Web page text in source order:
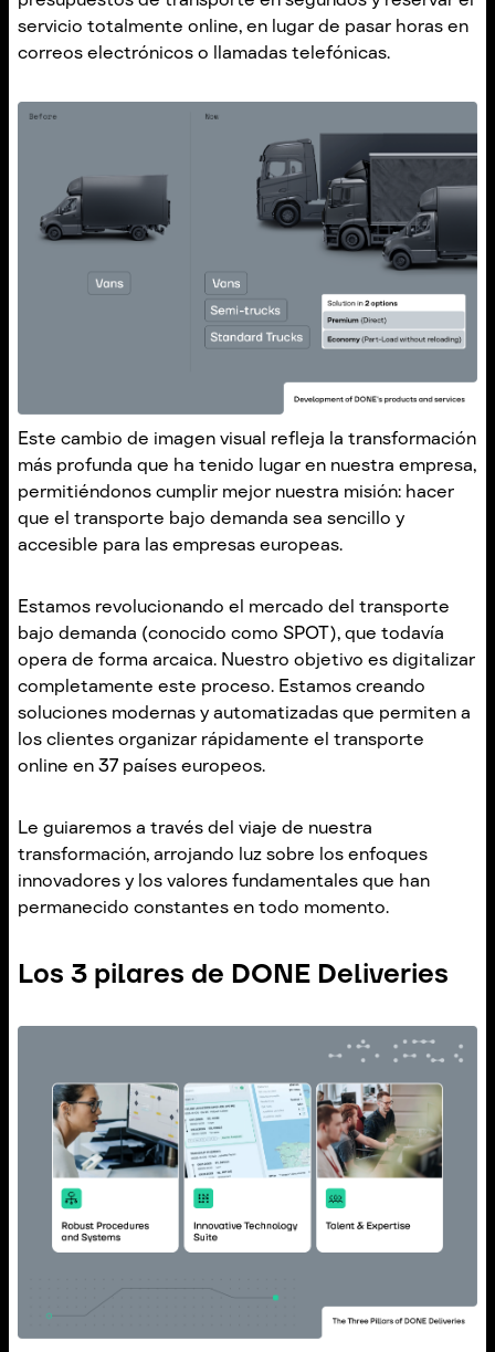
servicio totalmente online, en lugar de pasar horas en
correos electrónicos o llamadas telefónicas.
Este cambio de imagen visual refleja la transformación
más profunda que ha tenido lugar en nuestra empresa,
permitiéndonos cumplir mejor nuestra misión: hacer
que el transporte bajo demanda sea sencillo y
accesible para las empresas europeas.
Estamos revolucionando el mercado del transporte
bajo demanda (conocido como SPOT), que todavía
opera de forma arcaica. Nuestro objetivo es digitalizar
completamente este proceso. Estamos creando
soluciones modernas y automatizadas que permiten a
los clientes organizar rápidamente el transporte
online en 37 países europeos.
Le guiaremos a través del viaje de nuestra
transformación, arrojando luz sobre los enfoques
innovadores y los valores fundamentales que han
permanecido constantes en todo momento.
Los 3 pilares de DONE Deliveries